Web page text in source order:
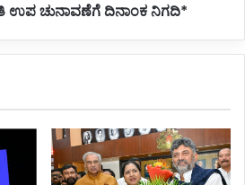
ಉಪ ಚುನಾವಣೆಗೆ ದಿನಾಂಕ ನಿಗದಿ*